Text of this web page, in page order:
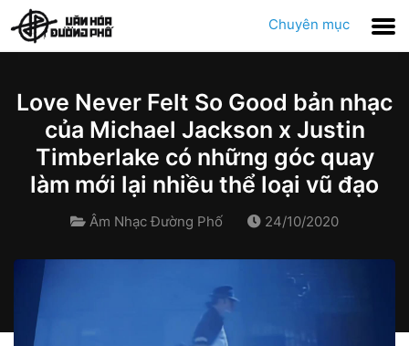
Chuyên mục
Love Never Felt So Good bản nhạc
của Michael Jackson x Justin
Timberlake có những góc quay
làm mới lại nhiều thể loại vũ đạo
Âm Nhạc Đường Phố 24/10/2020